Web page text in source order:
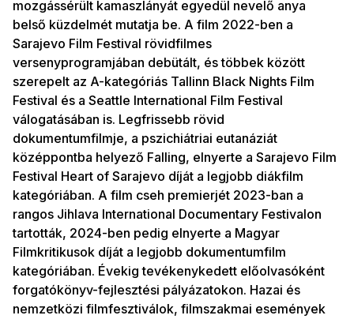
mozgássérült kamaszlányát egyedül nevelő anya
belső küzdelmét mutatja be. A film 2022-ben a
Sarajevo Film Festival rövidfilmes
versenyprogramjában debütált, és többek között
szerepelt az A-kategóriás Tallinn Black Nights Film
Festival és a Seattle International Film Festival
válogatásában is. Legfrissebb rövid
dokumentumfilmje, a pszichiátriai eutanáziát
középpontba helyező Falling, elnyerte a Sarajevo Film
Festival Heart of Sarajevo díját a legjobb diákfilm
kategóriában. A film cseh premierjét 2023-ban a
rangos Jihlava International Documentary Festivalon
tartották, 2024-ben pedig elnyerte a Magyar
Filmkritikusok díját a legjobb dokumentumfilm
kategóriában. Évekig tevékenykedett előolvasóként
forgatókönyv-fejlesztési pályázatokon. Hazai és
nemzetközi filmfesztiválok, filmszakmai események